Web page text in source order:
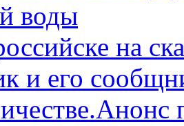
воды
на
и его